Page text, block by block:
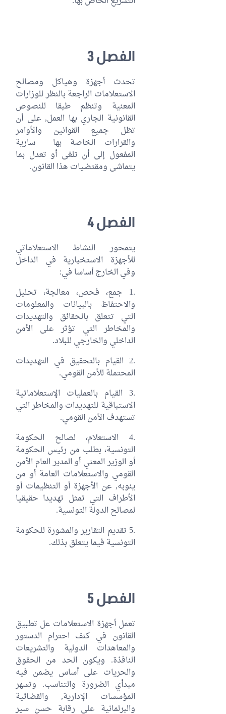
الفصل 3
تحدث أجهزة وهياكل ومصالح
الاستعلامات الراجعة بالنظر للوزارات
المعنية وتنظم طبقا للنصوص
القانونية الجاري بها العمل, على أن
تظل جميع القوانين والأوامر
والقرارات الخاصة بها سارية
المفعول إلى أن تلغى أو تعدل بما
يتماشى ومقتضيات هذا القانون.
الفصل 4
يتمحور النشاط الاستعلاماتي
للأجهزة الاستخبارية في الداخل
وفي الخارج أساسا في:
.1 جمع، فحص، معالجة، تحليل
والاحتفاظ بالبيانات والمعلومات
التي تتعلق بالحقائق والتهديدات
والمخاطر التي تؤثر على الأمن
الداخلي والخارجي للبلاد.
.2 القيام بالتحقيق في التهديدات
المحتملة للأمن القومي.
.3 القيام بالعمليات الإستعلاماتية
الاستباقية للتهديدات والمخاطر التي
تستهدف الأمن القومي.
.4 الاستعلام، لصالح الحكومة
التونسية، بطلب من رئيس الحكومة
أو الوزير المعني أو المدير العام الأمن
القومي والاستعلامات العامة أو من
ينوبه, عن الأجهزة أو التنظيمات أو
الأطراف التي تمثل تهديدا حقيقيا
لمصالح الدولة التونسية.
.5 تقديم التقارير والمشورة للحكومة
التونسية فيما يتعلق بذلك.
الفصل 5
تعمل أجهزة الاستعلامات عل تطبيق
القانون في كنف احترام الدستور
والمعاهدات الدولية والتشريعات
النافذة. ويكون الحد من الحقوق
والحريات على أساس يضمن فيه
مبدأي الضرورة والتناسب. وتسهر
المؤسسات الإدارية, والقضائية
والبرلمانية على رقابة حسن سير